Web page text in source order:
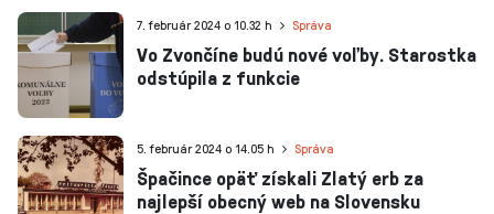
Vo Zvončíne budú nové voľby. Starostka
odstúpila z funkcie
7. február 2024 o 10.32 h Správa
Špačince opäť získali Zlatý erb za
najlepší obecný web na Slovensku
5. február 2024 o 14.05 h Správa